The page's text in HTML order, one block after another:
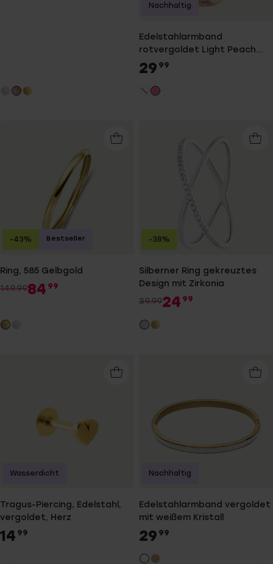
Edelstahlarmband
rotvergoldet Light Peach
Kristall
29 99
Nachhaltig
Ring, 585 Gelbgold
149.9984 99
-43% Bestseller
Silberner Ring gekreuztes
Design mit Zirkonia
39.9924 99
-38%
Tragus-Piercing, Edelstahl,
vergoldet, Herz
14 99
Wasserdicht
Edelstahlarmband vergoldet
mit weißem Kristall
29 99
Nachhaltig